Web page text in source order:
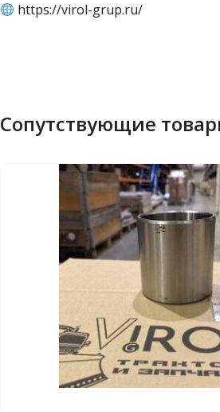
https://virol-grup.ru/
Сопутствующие